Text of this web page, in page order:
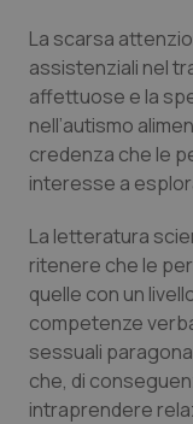
Sardegna
Sicilia
Toscana
Valle D’Aosta
Veneto
Malattia di
Obesità
Oncologia
La scarsa
assistenziali nel
affettuose e la
nell’autismo
credenza che le
interesse a
La letteratura
ritenere che le
quelle con un
competenze
sessuali
che, di
intraprendere